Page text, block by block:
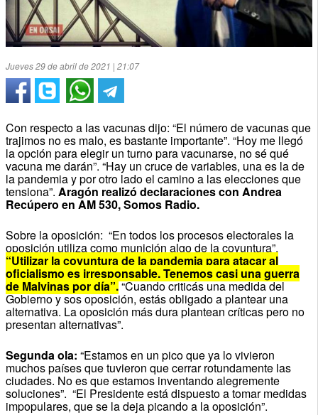
Jueves 29 de abril de 2021 | 21:07
Con respecto a las vacunas dijo: “El número de vacunas que
trajimos no es malo, es bastante importante”. “Hoy me llegó
la opción para elegir un turno para vacunarse, no sé qué
vacuna me darán”. “Hay un cruce de variables, una es la de
la pandemia y por otro lado el camino a las elecciones que
tensiona”. Aragón realizó declaraciones con Andrea
Recúpero en AM 530, Somos Radio.
Sobre la oposición: “En todos los procesos electorales la
oposición utiliza como munición algo de la coyuntura”.
“Utilizar la coyuntura de la pandemia para atacar al
oficialismo es irresponsable. Tenemos casi una guerra
de Malvinas por día”.“Cuando criticás una medida del
Gobierno y sos oposición, estás obligado a plantear una
alternativa. La oposición más dura plantean críticas pero no
presentan alternativas”.
Segunda ola: “Estamos en un pico que ya lo vivieron
muchos países que tuvieron que cerrar rotundamente las
ciudades. No es que estamos inventando alegremente
soluciones”. “El Presidente está dispuesto a tomar medidas
impopulares, que se la deja picando a la oposición”.